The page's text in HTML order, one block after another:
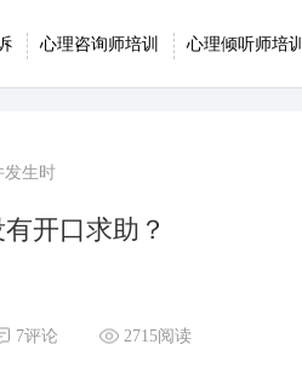
心理咨询师培训 心理倾听师培训
发生时
开口求助？
7评论 2715阅读